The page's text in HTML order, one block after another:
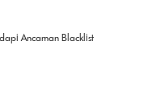
Ancaman Blacklist